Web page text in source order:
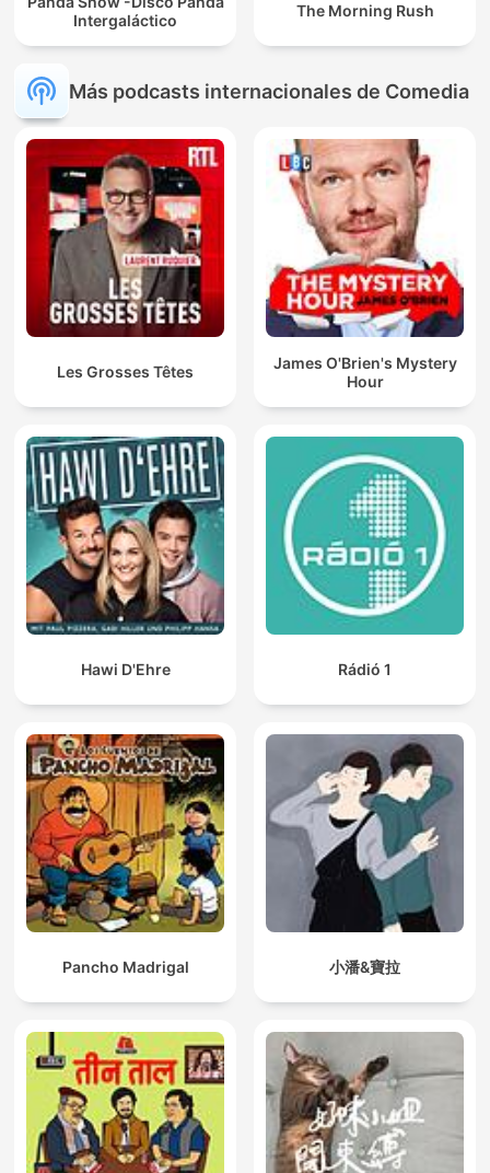
Intergaláctico
The Morning Rush
Más podcasts internacionales de Comedia
Les Grosses Têtes
James O'Brien's Mystery
Hour
Hawi D'Ehre Rádió 1
Pancho Madrigal 小潘&寶拉